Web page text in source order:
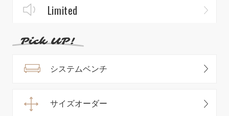
Limited
システムベンチ
サイズオーダー